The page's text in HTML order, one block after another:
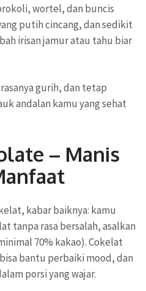
wortel, dan buncis
putih cincang, dan sedikit
irisan jamur atau tahu biar
gurih, dan tetap
andalan kamu yang sehat
– Manis
kabar baiknya: kamu
tanpa rasa bersalah, asalkan
70% kakao). Cokelat
bantu perbaiki mood, dan
porsi yang wajar.